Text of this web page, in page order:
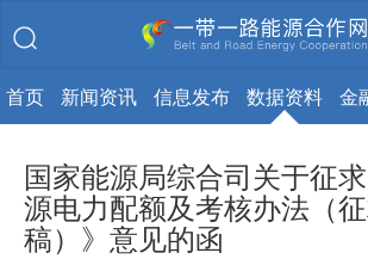
首页 新闻资讯 信息发布 数据资料 金
国家能源局综合司关于征
源电力配额及考核办法（
稿）》意见的函